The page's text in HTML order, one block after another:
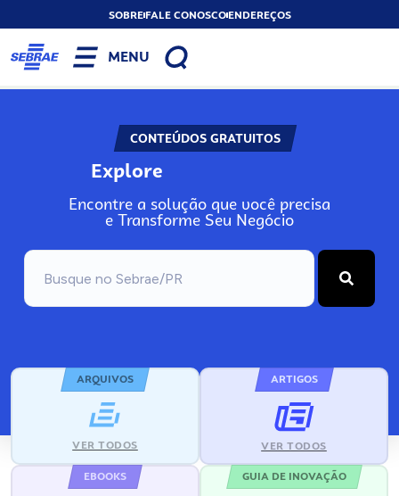
SOBREFALE CONOSCOENDEREÇOS
MENU
CONTEÚDOS GRATUITOS
Explore
Encontre a solução que você precisa
e Transforme Seu Negócio
ARQUIVOS
VER TODOS
ARTIGOS
VER TODOS
EBOOKS GUIA DE INOVAÇÃO